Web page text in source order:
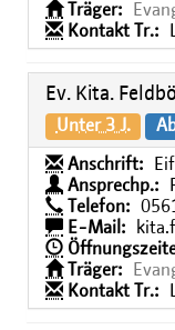
Träger:
Kontakt Tr.:
Ev. Kita.
Unter 3 J.
Anschrift:
Ansprechp.:
Telefon:
E-Mail:
Träger:
Kontakt Tr.: